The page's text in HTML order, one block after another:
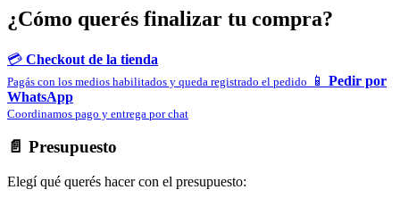
¿Cómo querés finalizar tu compra?
💳 Checkout de la tienda
Pagás con los medios habilitados y queda registrado el pedido 📱 Pedir por
WhatsApp
Coordinamos pago y entrega por chat
📄 Presupuesto
Elegí qué querés hacer con el presupuesto: